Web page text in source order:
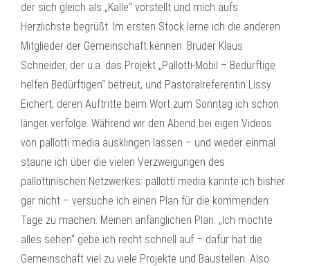
der sich gleich als „Kalle“ vorstellt und mich aufs
Herzlichste begrüßt. Im ersten Stock lerne ich die anderen
Mitglieder der Gemeinschaft kennen: Bruder Klaus
Schneider, der u.a. das Projekt „Pallotti-Mobil – Bedürftige
helfen Bedürftigen“ betreut, und Pastoralreferentin Lissy
Eichert, deren Auftritte beim Wort zum Sonntag ich schon
länger verfolge. Während wir den Abend bei eigen Videos
von pallotti media ausklingen lassen – und wieder einmal
staune ich über die vielen Verzweigungen des
pallottinischen Netzwerkes: pallotti media kannte ich bisher
gar nicht – versuche ich einen Plan für die kommenden
Tage zu machen. Meinen anfänglichen Plan: „Ich möchte
alles sehen“ gebe ich recht schnell auf – dafür hat die
Gemeinschaft viel zu viele Projekte und Baustellen. Also